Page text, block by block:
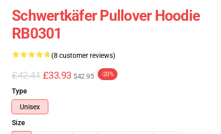
Schwertkäfer Pullover Hoodie
RB0301
(8 customer reviews)
£42.41 £33.93 $42.95 -20%
Type
Unisex
Size